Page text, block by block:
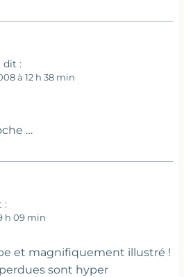
dit :
à 12 h 38 min
…
:
h 09 min
et magnifiquement illustré !
sont hyper